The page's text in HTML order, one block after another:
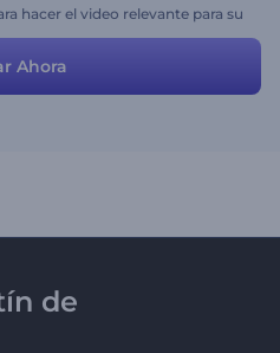
hacer el video relevante para su
para completar la escena. ¡Un
interesante!
Ahora
de